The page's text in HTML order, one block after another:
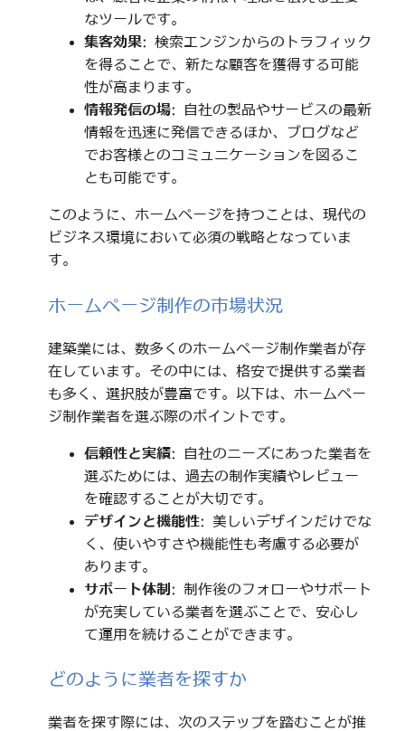
なツールです。
集客効果: 検索エンジンからのトラフィック
を得ることで、新たな顧客を獲得する可能
性が高まります。
情報発信の場: 自社の製品やサービスの最新
情報を迅速に発信できるほか、ブログなど
でお客様とのコミュニケーションを図るこ
とも可能です。
このように、ホームページを持つことは、現代の
ビジネス環境において必須の戦略となっていま
す。
ホームページ制作の市場状況
建築業には、数多くのホームページ制作業者が存
在しています。その中には、格安で提供する業者
も多く、選択肢が豊富です。以下は、ホームペー
ジ制作業者を選ぶ際のポイントです。
信頼性と実績: 自社のニーズにあった業者を
選ぶためには、過去の制作実績やレビュー
を確認することが大切です。
デザインと機能性: 美しいデザインだけでな
く、使いやすさや機能性も考慮する必要が
あります。
サポート体制 : 制作後のフォローやサポート
が充実している業者を選ぶことで、安心し
て運用を続けることができます。
どのように業者を探すか
業者を探す際には、次のステップを踏むことが推